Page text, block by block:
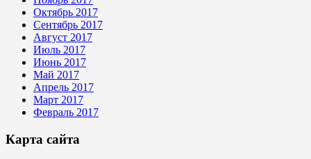
Октябрь 2017
Сентябрь 2017
Август 2017
Июль 2017
Июнь 2017
Май 2017
Апрель 2017
Март 2017
Февраль 2017
Карта сайта